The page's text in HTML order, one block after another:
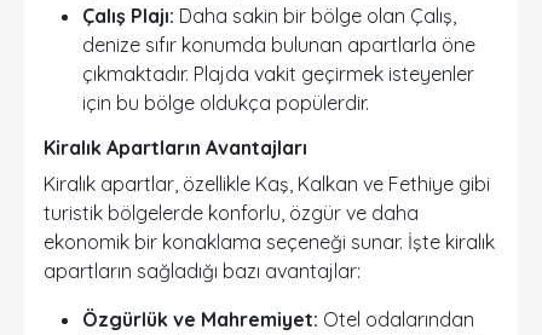
Çalış Plajı: Daha sakin bir bölge olan Çalış,
denize sıfır konumda bulunan apartlarla öne
çıkmaktadır. Plajda vakit geçirmek isteyenler
için bu bölge oldukça popülerdir.
Kiralık Apartların Avantajları
Kiralık apartlar, özellikle Kaş, Kalkan ve Fethiye gibi
turistik bölgelerde konforlu, özgür ve daha
ekonomik bir konaklama seçeneği sunar. İşte kiralık
apartların sağladığı bazı avantajlar:
Özgürlük ve Mahremiyet: Otel odalarından